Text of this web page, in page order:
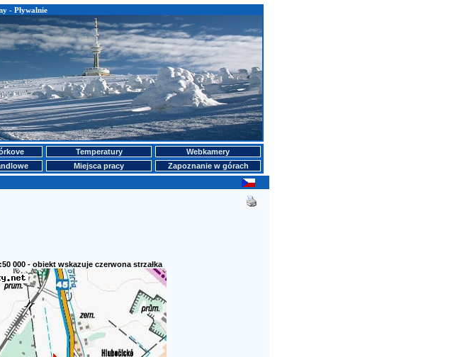
- Pływalnie
Temperatury
Webkamery
Miejsca pracy
Zapoznanie w górach
000 - obiekt wskazuje czerwona strzałka